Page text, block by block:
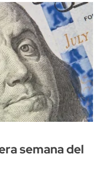
semana del